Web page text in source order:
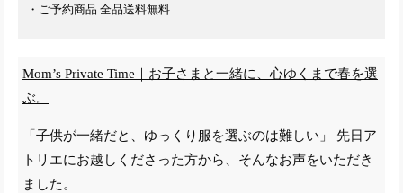
・ご予約商品 全品送料無料
Mom’s Private Time｜お子さまと一緒に、心ゆくまで春を選
ぶ。
「子供が一緒だと、ゆっくり服を選ぶのは難しい」 先日ア
トリエにお越しくださった方から、そんなお声をいただき
ました。